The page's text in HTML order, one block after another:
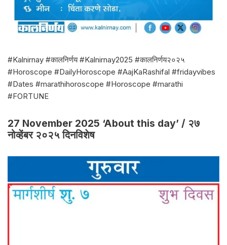
#Kalnirnay #कालनिर्णय #Kalnirnay2025 #कालनिर्णय२०२५
#Horoscope #DailyHoroscope #AajKaRashifal #fridayvibes
#Dates #marathihoroscope #Horoscope #marathi
#FORTUNE
27 November 2025 ‘About this day’ / २७
नोव्हेंबर २०२५ दिनविशेष